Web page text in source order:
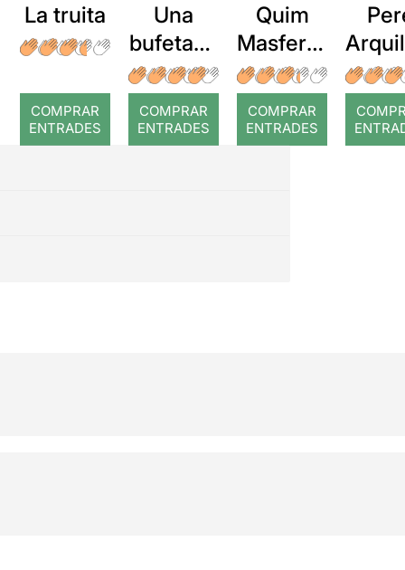
La truita
COMPRAR
ENTRADES
Una
bufetada
a temps
COMPRAR
ENTRADES
Quim
Masferre
r: Temps
COMPRAR
ENTRADES
: